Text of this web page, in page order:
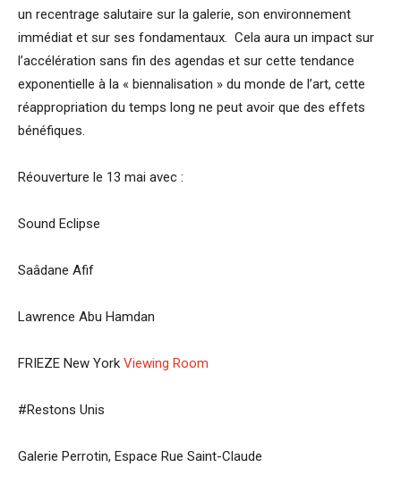
un recentrage salutaire sur la galerie, son environnement
immédiat et sur ses fondamentaux. Cela aura un impact sur
l’accélération sans fin des agendas et sur cette tendance
exponentielle à la « biennalisation » du monde de l’art, cette
réappropriation du temps long ne peut avoir que des effets
bénéfiques.
Réouverture le 13 mai avec :
Sound Eclipse
Saâdane Afif
Lawrence Abu Hamdan
FRIEZE New York Viewing Room
#Restons Unis
Galerie Perrotin, Espace Rue Saint-Claude